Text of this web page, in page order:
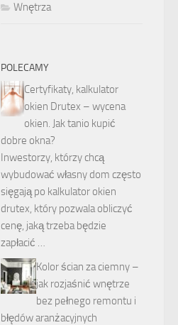
Wnętrza
POLECAMY
Certyfikaty, kalkulator
okien Drutex – wycena
okien. Jak tanio kupić
dobre okna?
Inwestorzy, którzy chcą
wybudować własny dom często
sięgają po kalkulator okien
drutex, który pozwala obliczyć
cenę, jaką trzeba będzie
zapłacić …
Kolor ścian za ciemny –
jak rozjaśnić wnętrze
bez pełnego remontu i
błędów aranżacyjnych